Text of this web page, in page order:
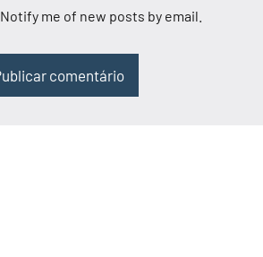
Notify me of new posts by email.